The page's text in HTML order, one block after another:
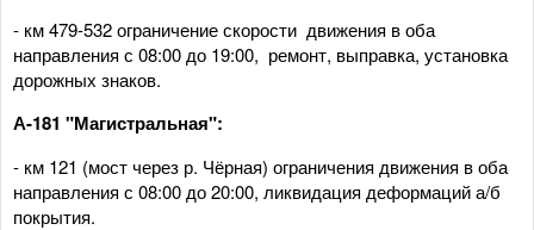
- км 479-532 ограничение скорости движения в оба
направления с 08:00 до 19:00, ремонт, выправка, установка
дорожных знаков.
А-181 "Магистральная":
- км 121 (мост через р. Чёрная) ограничения движения в оба
направления с 08:00 до 20:00, ликвидация деформаций а/б
покрытия.